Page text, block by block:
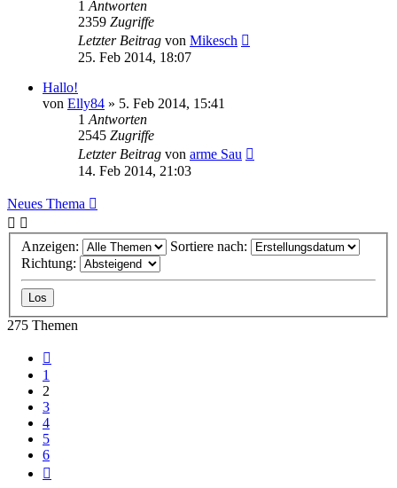
1 Antworten
2359 Zugriffe
Letzter Beitrag von Mikesch
25. Feb 2014, 18:07
Hallo!
von Elly84 » 5. Feb 2014, 15:41
1 Antworten
2545 Zugriffe
Letzter Beitrag von arme Sau
14. Feb 2014, 21:03
Neues Thema
Anzeigen:
Sortiere nach:
Richtung:
275 Themen
1
2
3
4
5
6